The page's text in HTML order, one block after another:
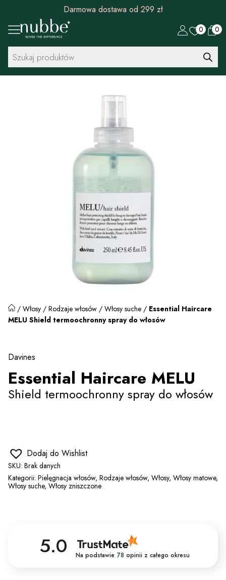
Darmowa dostawa od 299 zł
0 0
Wyszukiwarka
produktów
/ Włosy / Rodzaje włosów / Włosy suche / Essential Haircare
MELU Shield termoochronny spray do włosów
Davines
Essential Haircare MELU
Shield termoochronny spray do włosów
Dodaj do Wishlist
SKU: Brak danych
Kategorii: Pielęgnacja włosów, Rodzaje włosów, Włosy, Włosy matowe,
Włosy suche, Włosy zniszczone
5.0 Na podstawie 78 opinii z całego okresu